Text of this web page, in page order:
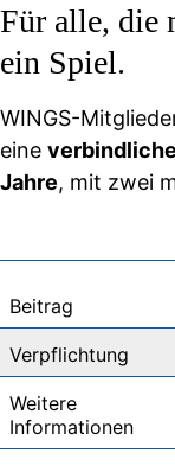
Für alle, die
ein Spiel.
WINGS-
eine
Jahre, mit zwei
Beitrag
Verpflichtung
Weitere
Informationen